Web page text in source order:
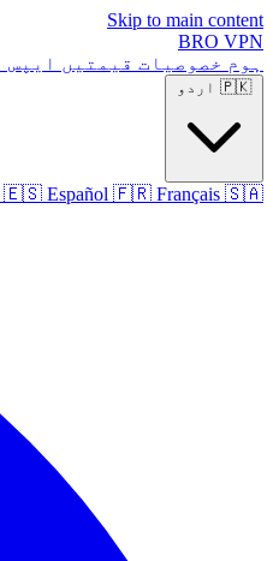
Skip to main content
BRO VPN
ہوم خصوصیات قیمتیں ایپس
🇵🇰 اردو
🇪🇸 Español 🇫🇷 Français 🇸🇦